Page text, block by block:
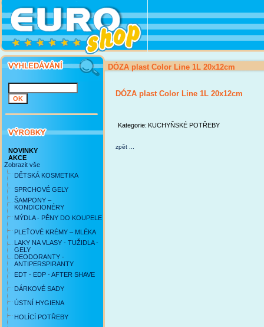
NOVINKY
AKCE
Zobrazit vše
DĚTSKÁ KOSMETIKA
SPRCHOVÉ GELY
ŠAMPONY –
KONDICIONÉRY
MÝDLA - PĚNY DO KOUPELE
PLEŤOVÉ KRÉMY – MLÉKA
LAKY NA VLASY - TUŽIDLA -
GELY
DEODORANTY -
ANTIPERSPIRANTY
EDT - EDP - AFTER SHAVE
DÁRKOVÉ SADY
ÚSTNÍ HYGIENA
HOLÍCÍ POTŘEBY
DÓZA plast Color Line 1L 20x12cm
DÓZA plast Color Line 1L 20x12cm
Kategorie: KUCHYŇSKÉ POTŘEBY
zpět ...